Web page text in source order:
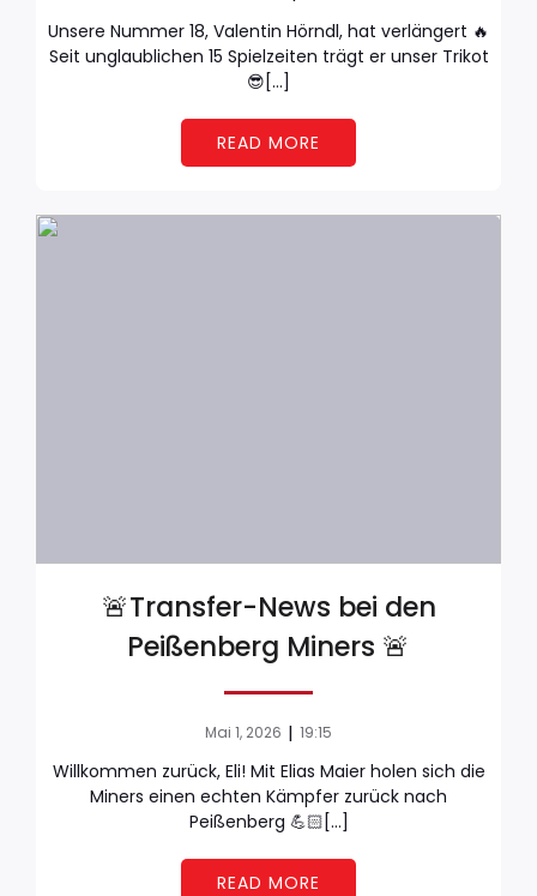
Unsere Nummer 18, Valentin Hörndl, hat verlängert 🔥
Seit unglaublichen 15 Spielzeiten trägt er unser Trikot
😎[…]
READ MORE
🚨Transfer-News bei den
Peißenberg Miners 🚨
Mai 1, 2026 | 19:15
Willkommen zurück, Eli! Mit Elias Maier holen sich die
Miners einen echten Kämpfer zurück nach
Peißenberg 💪🏻[…]
READ MORE